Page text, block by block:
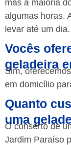
mas a maioria
algumas horas.
levar até um dia.
Vocês
geladeira
Sim,
em domicílio
Quanto
uma
O conserto de
Jardim Paraíso